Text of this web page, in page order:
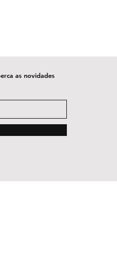
as novidades